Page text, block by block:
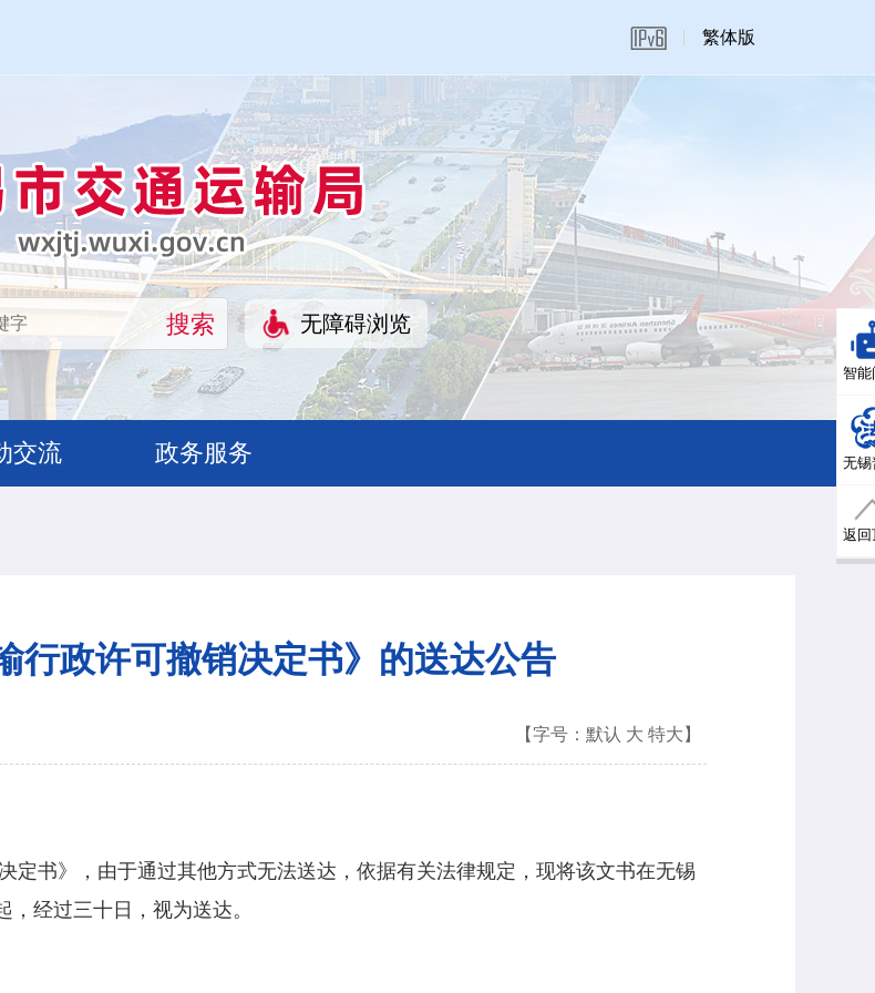
繁体版
无障碍浏览
交流 政务服务
行政许可撤销决定书》的送达公告
【字号： 默认 大 特大 】
书》，由于通过其他方式无法送达，依据有关法律规定，现将该文书在无锡
经过三十日，视为送达。
智能
无锡
返回